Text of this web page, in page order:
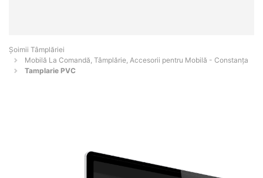
Șoimii Tâmplăriei
Mobilă La Comandă, Tâmplărie, Accesorii pentru Mobilă - Constanţa
Tamplarie PVC